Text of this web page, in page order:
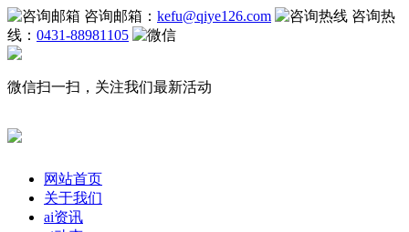
咨询邮箱： kefu@qiye126.com
咨询热
线： 0431-88981105
微信扫一扫，关注我们最新活动
网站首页
关于我们
ai资讯